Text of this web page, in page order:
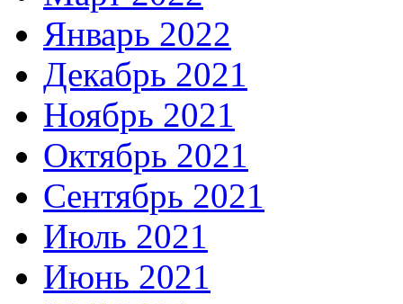
Январь 2022
Декабрь 2021
Ноябрь 2021
Октябрь 2021
Сентябрь 2021
Июль 2021
Июнь 2021